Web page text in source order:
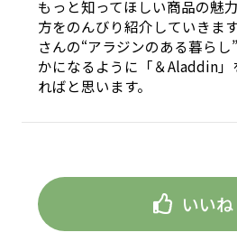
もっと知ってほしい商品の魅
方をのんびり紹介していきま
さんの“アラジンのある暮ら
かになるように「＆Aladdin
ればと思います。
いいね